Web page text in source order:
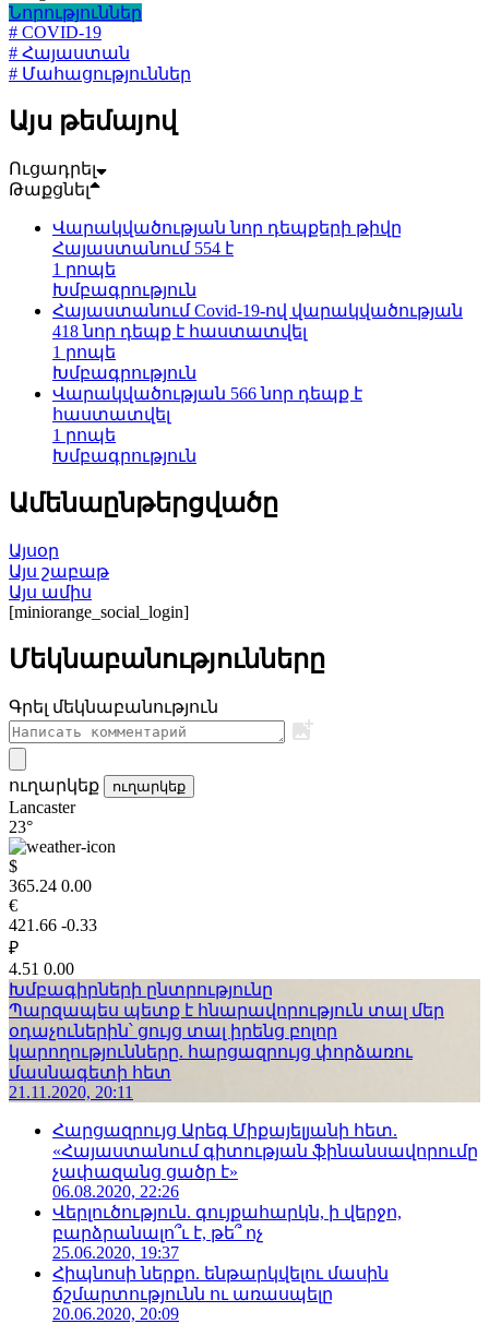
Նորություններ
# COVID-19
# Հայաստան
# Մահացություններ
Այս թեմայով
Ուցադրել
Թաքցնել
Վարակվածության նոր դեպքերի թիվը
Հայաստանում 554 է
1 րոպե
Խմբագրություն
Հայաստանում Covid-19-ով վարակվածության
418 նոր դեպք է հաստատվել
1 րոպե
Խմբագրություն
Վարակվածության 566 նոր դեպք է
հաստատվել
1 րոպե
Խմբագրություն
Ամենաընթերցվածը
Այսօր
Այս շաբաթ
Այս ամիս
[miniorange_social_login]
Մեկնաբանությունները
Գրել մեկնաբանություն
ուղարկեք ուղարկեք
Lancaster
23°
$
365.24 0.00
€
421.66 -0.33
₽
4.51 0.00
Խմբագիրների ընտրությունը
Պարզապես պետք է հնարավորություն տալ մեր
օդաչուներին՝ ցույց տալ իրենց բոլոր
կարողությունները. հարցազրույց փորձառու
մասնագետի հետ
21.11.2020, 20:11
Հարցազրույց Արեգ Միքայելյանի հետ.
«Հայաստանում գիտության ֆինանսավորումը
չափազանց ցածր է»
06.08.2020, 22:26
Վերլուծություն. գույքահարկն, ի վերջո,
բարձրանալո՞ւ է, թե՞ ոչ
25.06.2020, 19:37
Հիպնոսի ներքո. ենթարկվելու մասին
ճշմարտությունն ու առասպելը
20.06.2020, 20:09